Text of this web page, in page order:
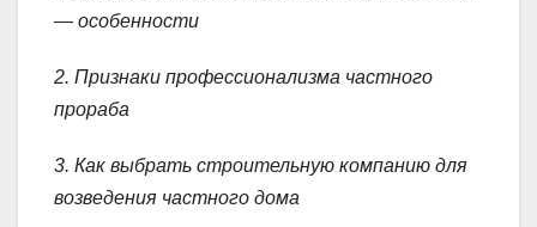
— особенности
2. Признаки профессионализма частного
прораба
3. Как выбрать строительную компанию для
возведения частного дома